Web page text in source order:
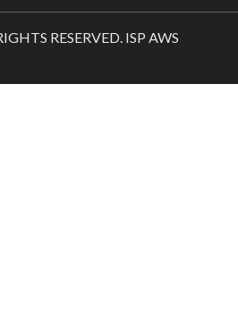
RESERVED. ISP AWS